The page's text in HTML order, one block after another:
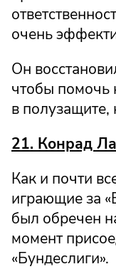
очень
Он
чтобы помочь
в
21. Конрад
Как и почти
играющие за
был обречен
момент
«Бундеслиги».